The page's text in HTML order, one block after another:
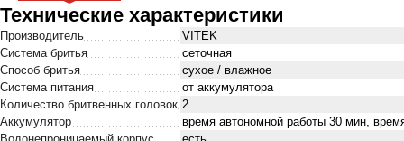
Технические характеристики
Производитель
VITEK
Система бритья
сеточная
Способ бритья
сухое / влажное
Система питания
от аккумулятора
Количество бритвенных головок 2
Аккумулятор
время автономной работы 30 мин,